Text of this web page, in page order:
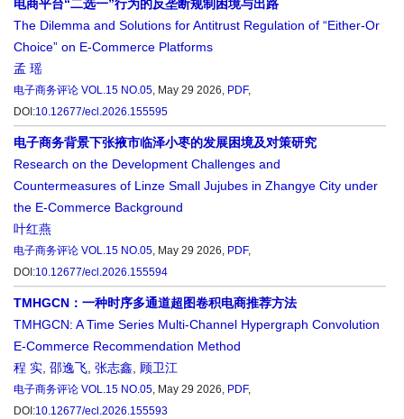
电商平台“二选一”行为的反垄断规制困境与出路
The Dilemma and Solutions for Antitrust Regulation of “Either-Or
Choice” on E-Commerce Platforms
孟 瑶
电子商务评论 VOL.15 NO.05, May 29 2026, PDF,
DOI:10.12677/ecl.2026.155595
电子商务背景下张掖市临泽小枣的发展困境及对策研究
Research on the Development Challenges and
Countermeasures of Linze Small Jujubes in Zhangye City under
the E-Commerce Background
叶红燕
电子商务评论 VOL.15 NO.05, May 29 2026, PDF,
DOI:10.12677/ecl.2026.155594
TMHGCN：一种时序多通道超图卷积电商推荐方法
TMHGCN: A Time Series Multi-Channel Hypergraph Convolution
E-Commerce Recommendation Method
程 实, 邵逸飞, 张志鑫, 顾卫江
电子商务评论 VOL.15 NO.05, May 29 2026, PDF,
DOI:10.12677/ecl.2026.155593